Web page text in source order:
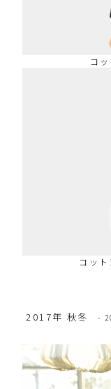
コ
コッ
2017年 秋冬 -